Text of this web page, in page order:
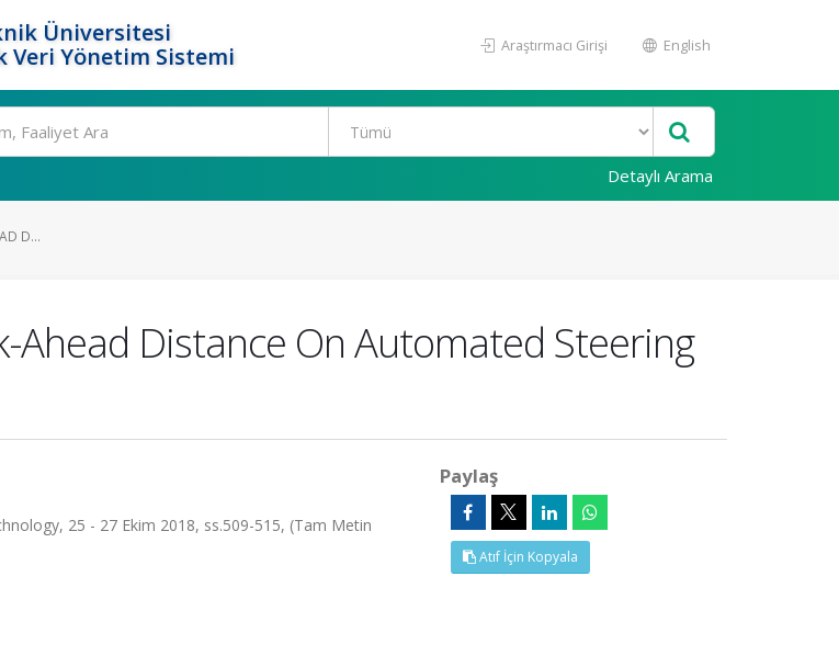
Üniversitesi
Veri Yönetim Sistemi
Araştırmacı Girişi English
Detaylı Arama
D...
Ahead Distance On Automated Steering
25 - 27 Ekim 2018, ss.509-515, (Tam Metin
Paylaş
Atıf İçin Kopyala